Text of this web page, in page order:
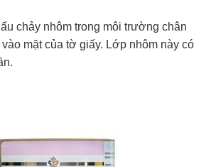
chảy nhôm trong môi trường chân
mặt của tờ giấy. Lớp nhôm này có